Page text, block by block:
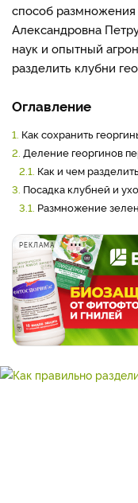
способ размножения
Александровна
наук и опытный
разделить клубни
Оглавление
1. Как сохранить
2. Деление георгинов
2.1. Как и чем
3. Посадка клубней и
3.1. Размножение
РЕКЛАМА